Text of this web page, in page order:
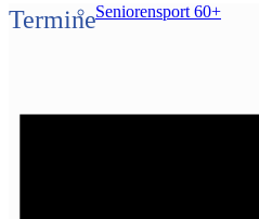
Seniorensport 60+
Termine